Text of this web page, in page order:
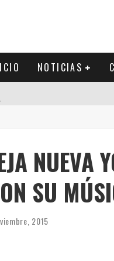
NOTICIAS
NUEVA
SU
2015